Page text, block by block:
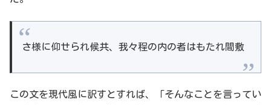
さ様に仰せられ候共、我々程の内の者はもたれ間敷
この文を現代風に訳すとすれば、「そんなことを言ってい